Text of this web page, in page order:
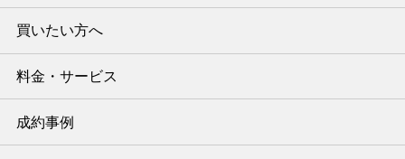
買いたい方へ
料金・サービス
成約事例